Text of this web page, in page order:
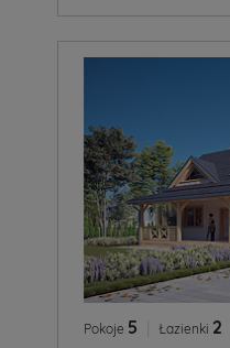
Pokoje 5 Łazienki 2